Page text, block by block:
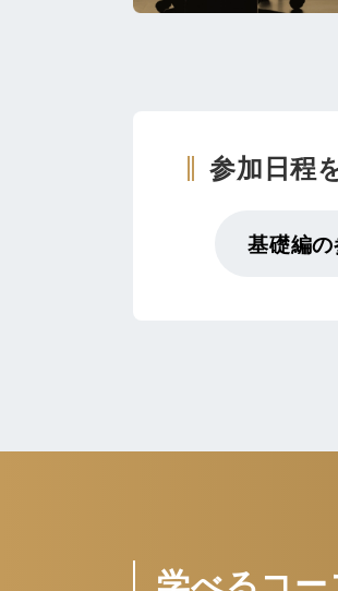
参加日程
基礎編